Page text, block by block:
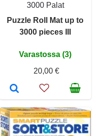
3000 Palat
Puzzle Roll Mat up to
3000 pieces III
Varastossa (3)
20,00 €